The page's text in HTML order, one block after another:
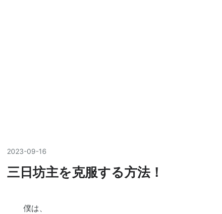
2023-09-16
三日坊主を克服する方法！
僕は、